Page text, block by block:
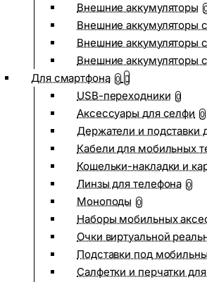
Внешние аккумуляторы
Внешние аккумуляторы
Внешние аккумуляторы
Внешние аккумуляторы
Для смартфона 0
USB-переходники 0
Аксессуары для селфи 0
Держатели и подставки
Кабели для мобильных
Кошельки-накладки и
Линзы для телефона 0
Моноподы 0
Наборы мобильных
Очки виртуальной
Подставки под
Салфетки и перчатки